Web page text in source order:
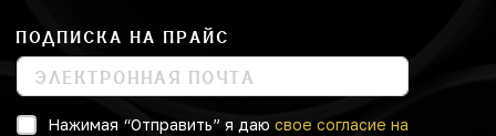
ПОДПИСКА НА ПРАЙС
Нажимая “Отправить” я даю свое согласие на